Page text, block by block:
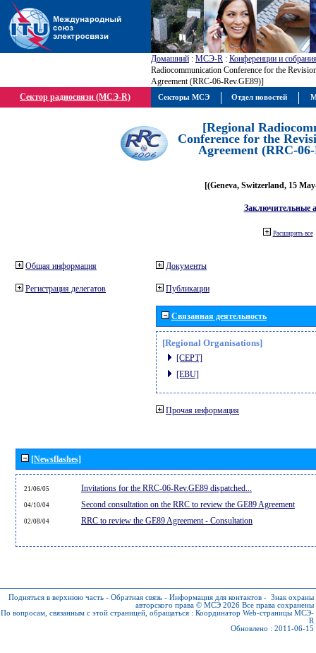
Домашний : МСЭ-R : Конференции и
Radiocommunication Conference for the
Agreement (RRC-06-Rev.GE89)]
Сектор радиосвязи (МСЭ-R)
[Regional
Conference for the
Agreement (RRC-
[(Geneva, Switzerland, 15
Заключительные
Расширить все
Общая информация
Регистрация делегатов
Документы
Публикации
Связанная деятельность
[Regional Organisations]
[CEPT]
[EBU]
Прочая информация
[Newsflashes]
21/06/05 Invitations for the RRC-06-Rev.GE89 dispatched...
04/10/04 Second consultation on the RRC to review the GE89 Agreement
02/08/04 RRC to review the GE89 Agreement - Consultation
Подняться в верхнюю часть - Обратная связь - Информация для контактов - Знак охраны
авторского права © МСЭ 2026 Все права сохранены
По вопросам, связанным с этой страницей, обращаться : Координатор Web-страницы МСЭ-
R
Обновлено : 2011-06-15
Секторы МСЭ Отдел новостей